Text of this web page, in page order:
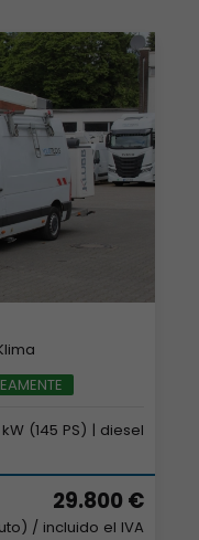
kW (145 PS) | diesel
29.800 €
/ incluido el IVA